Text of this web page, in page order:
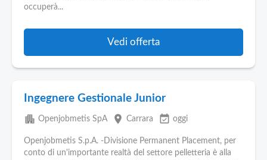
occuperà...
Vedi offerta
Ingegnere Gestionale Junior
apartment Openjobmetis SpA place Carrara event_available oggi
Openjobmetis S.p.A. -Divisione Permanent Placement, per
conto di un'importante realtà del settore pelletteria è alla